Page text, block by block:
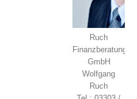
Ruch
Finanzberatung
GmbH
Wolfgang
Ruch